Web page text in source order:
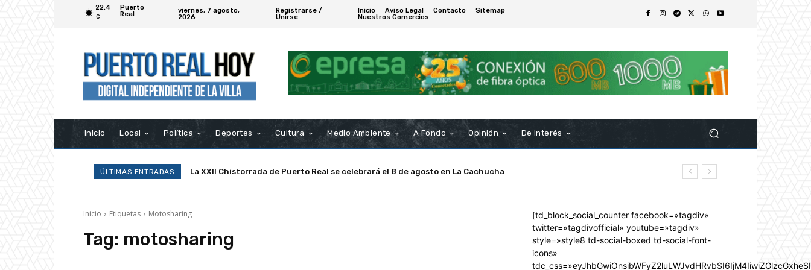
22.4
C
Puerto
Real
viernes, 7 agosto,
2026
Registrarse /
Unirse
Inicio Aviso Legal Contacto
Sitemap
Nuestros Comercios
Inicio Local Política Deportes Cultura Medio Ambiente A Fondo Opinión De Interés
ÚLTIMAS ENTRADAS La XXII Chistorrada de Puerto Real se celebrará el 8 de agosto en La Cachucha
Inicio Etiquetas Motosharing
Tag: motosharing
[td_block_social_counter facebook=»tagdiv»
twitter=»tagdivofficial» youtube=»tagdiv»
style=»style8 td-social-boxed td-social-font-
icons»